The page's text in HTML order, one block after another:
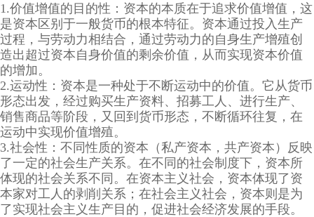
1.价值增值的目的性：资本的本质在于追求价值增值，这
是资本区别于一般货币的根本特征。资本通过投入生产
过程，与劳动力相结合，通过劳动力的自身生产增殖创
造出超过资本自身价值的剩余价值，从而实现资本价值
的增加。
2.运动性：资本是一种处于不断运动中的价值。它从货币
形态出发，经过购买生产资料、招募工人、进行生产、
销售商品等阶段，又回到货币形态，不断循环往复，在
运动中实现价值增殖。
3.社会性：不同性质的资本（私产资本，共产资本）反映
了一定的社会生产关系。在不同的社会制度下，资本所
体现的社会关系不同。在资本主义社会，资本体现了资
本家对工人的剥削关系；在社会主义社会，资本则是为
了实现社会主义生产目的，促进社会经济发展的手段。